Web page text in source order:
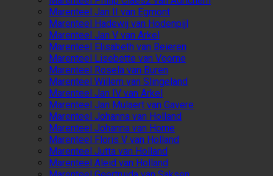
Marenteel Jan II van Egmont
Marenteel Hadewij van Hodenpijl
Marenteel Jan V van Arkel
Marenteel Elisabeth van Beieren
Marenteel Lisebette van Voorne
Marenteel Rosela van Buren
Marenteel Willem van Slingeland
Marenteel Jan IV van Arkel
Marenteel Jan Mulaert van Gavere
Marenteel Johanna van Holland
Marenteel Johanna van Horne
Marenteel Floris V van Holland
Marenteel Jutta van Holland
Marenteel Aleid van Holland